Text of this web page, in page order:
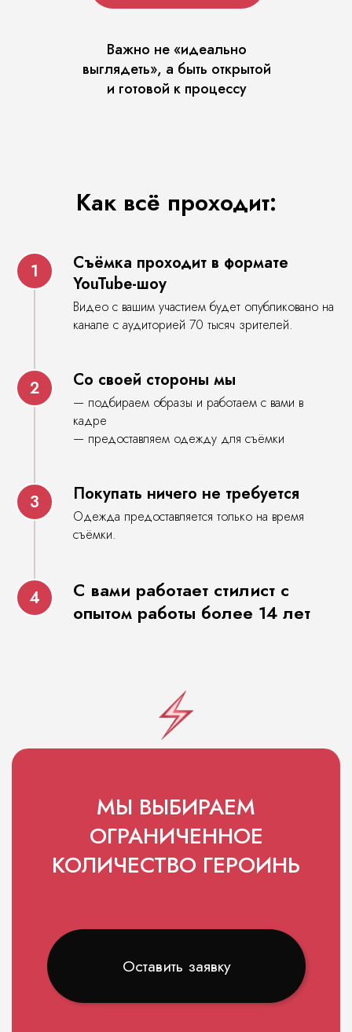
Важно не «идеально
выглядеть», а быть открытой
и готовой к процессу
Как всё проходит:
Съёмка проходит в формате
YouTube-шоу
Видео с вашим участием будет опубликовано на
канале с аудиторией 70 тысяч зрителей.
Со своей стороны мы
— подбираем образы и работаем с вами в
кадре
— предоставляем одежду для съёмки
Покупать ничего не требуется
Одежда предоставляется только на время
съёмки.
С вами работает стилист с
опытом работы более 14 лет
МЫ ВЫБИРАЕМ
ОГРАНИЧЕННОЕ